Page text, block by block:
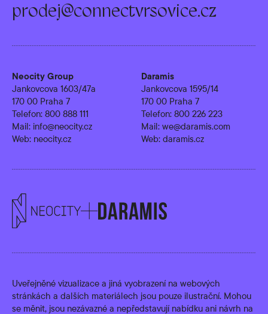
prodej@connectvrsovice.cz
Neocity Group
Jankovcova 1603/47a
170 00 Praha 7
Telefon: 800 888 111
Mail: info@neocity.cz
Web: neocity.cz
Daramis
Jankovcova 1595/14
170 00 Praha 7
Telefon: 800 226 223
Mail: we@daramis.com
Web: daramis.cz
Uveřejněné vizualizace a jiná vyobrazení na webových
stránkách a dalších materiálech jsou pouze ilustrační. Mohou
se měnit, jsou nezávazné a nepředstavují nabídku ani návrh na